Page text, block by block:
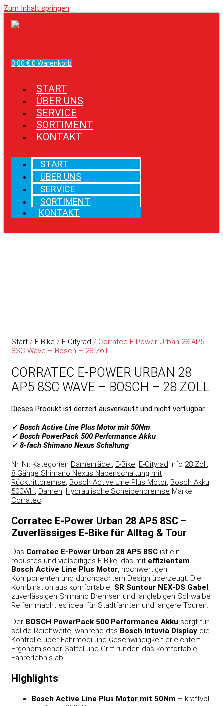
Zum Inhalt springen
0,00 € 0 Warenkorb
START
ÜBER UNS
SERVICE
SORTIMENT
KONTAKT
START
ÜBER UNS
SERVICE
SORTIMENT
KONTAKT
Start / E-Bike / E-Cityrad / Corratec E-Power Urban 28 AP5
8SC Wave – Bosch – 28 Zoll
CORRATEC E-POWER URBAN 28
AP5 8SC WAVE – BOSCH – 28 ZOLL
Dieses Produkt ist derzeit ausverkauft und nicht verfügbar.
✓ Bosch Active Line Plus Motor mit 50Nm
✓ Bosch PowerPack 500 Performance Akku
✓ 8-fach Shimano Nexus Schaltung
Nr. Nr. Kategorien Damenräder, E-Bike, E-Cityrad Info 28 Zoll,
8 Gänge Shimano Nexus Nabenschaltung mit
Rücktrittbremse, Bosch Active Line Plus Motor, Bosch Akku
500WH, Damen, Hydraulische Scheibenbremse Marke:
Corratec
Corratec E-Power Urban 28 AP5 8SC –
Zuverlässiges E-Bike für Alltag & Tour
Das Corratec E-Power Urban 28 AP5 8SC ist ein
robustes und vielseitiges E-Bike, das mit effizientem
Bosch Active Line Plus Motor , hochwertigen
Komponenten und durchdachtem Design überzeugt. Die
Kombination aus komfortabler SR Suntour NEX-DS Gabel
zuverlässigen Shimano Bremsen und langlebigen Schwalbe
Reifen macht es ideal für Stadtfahrten und längere Touren.
Der BOSCH PowerPack 500 Performance Akku sorgt für
solide Reichweite, während das Bosch Intuvia Display die
Kontrolle über Fahrmodi und Geschwindigkeit erleichtert.
Ergonomischer Sattel und Griff runden das komfortable
Fahrerlebnis ab.
Highlights
Bosch Active Line Plus Motor mit 50Nm – kraftvoll